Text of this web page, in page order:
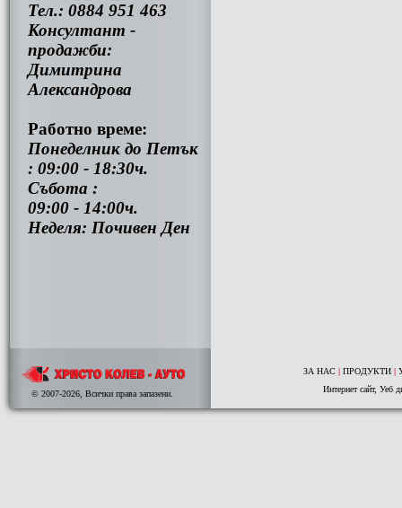
Тел.: 0884 951 463
Консултант -
продажби:
Димитрина
Александрова
Работно време:
Понеделник до Петък
: 09:00 - 18:30ч.
Събота :
09:00 - 14:00ч.
Неделя: Почивен Ден
© 2007-2026, Всички права запазени.
ЗА НАС | ПРОДУКТИ |
Интернет сайт, Уеб